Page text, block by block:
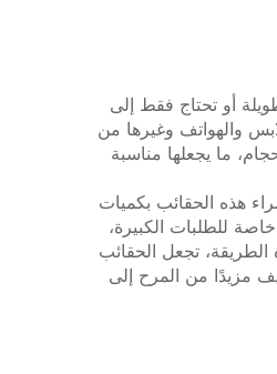
أو تحتاج فقط إلى
والهواتف وغيرها من
ما يجعلها مناسبة
هذه الحقائب بكميات
للطلبات الكبيرة،
تجعل الحقائب
مزيدًا من المرح إلى